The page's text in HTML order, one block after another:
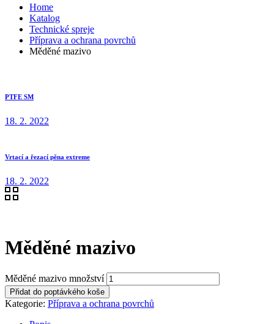
Home
Katalog
Technické spreje
Příprava a ochrana povrchů
Měděné mazivo
PTFE SM
18. 2. 2022
Vrtací a řezací pěna extreme
18. 2. 2022
Měděné mazivo
Měděné mazivo množství
Přidat do poptávkého koše
Kategorie: Příprava a ochrana povrchů